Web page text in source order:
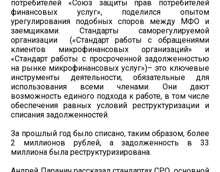
потребителей «Союз защиты прав потребителей
финансовых услуг», поделился опытом
урегулирования подобных споров между МФО и
заемщиками. Стандарты саморегулируемой
организации («Стандарт работы с обращениями
клиентов микрофинансовых организаций» и
«Стандарт работы с просроченной задолженностью
на рынке микрофинансовых услуг»)– это ключевые
инструменты деятельности, обязательные для
использования всеми членами. Они дают
возможность единого подхода к работе, в том числе
обеспечения равных условий реструктуризации и
списания задолженностей.
За прошлый год было списано, таким образом, более
2 миллионов рублей, а задолженность в 33
миллиона была реструктуризирована.